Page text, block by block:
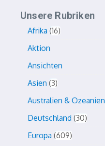
Unsere Rubriken
Afrika 16
Aktion
Ansichten
Asien 3
Australien & Ozeanien
Deutschland 30
Europa 609